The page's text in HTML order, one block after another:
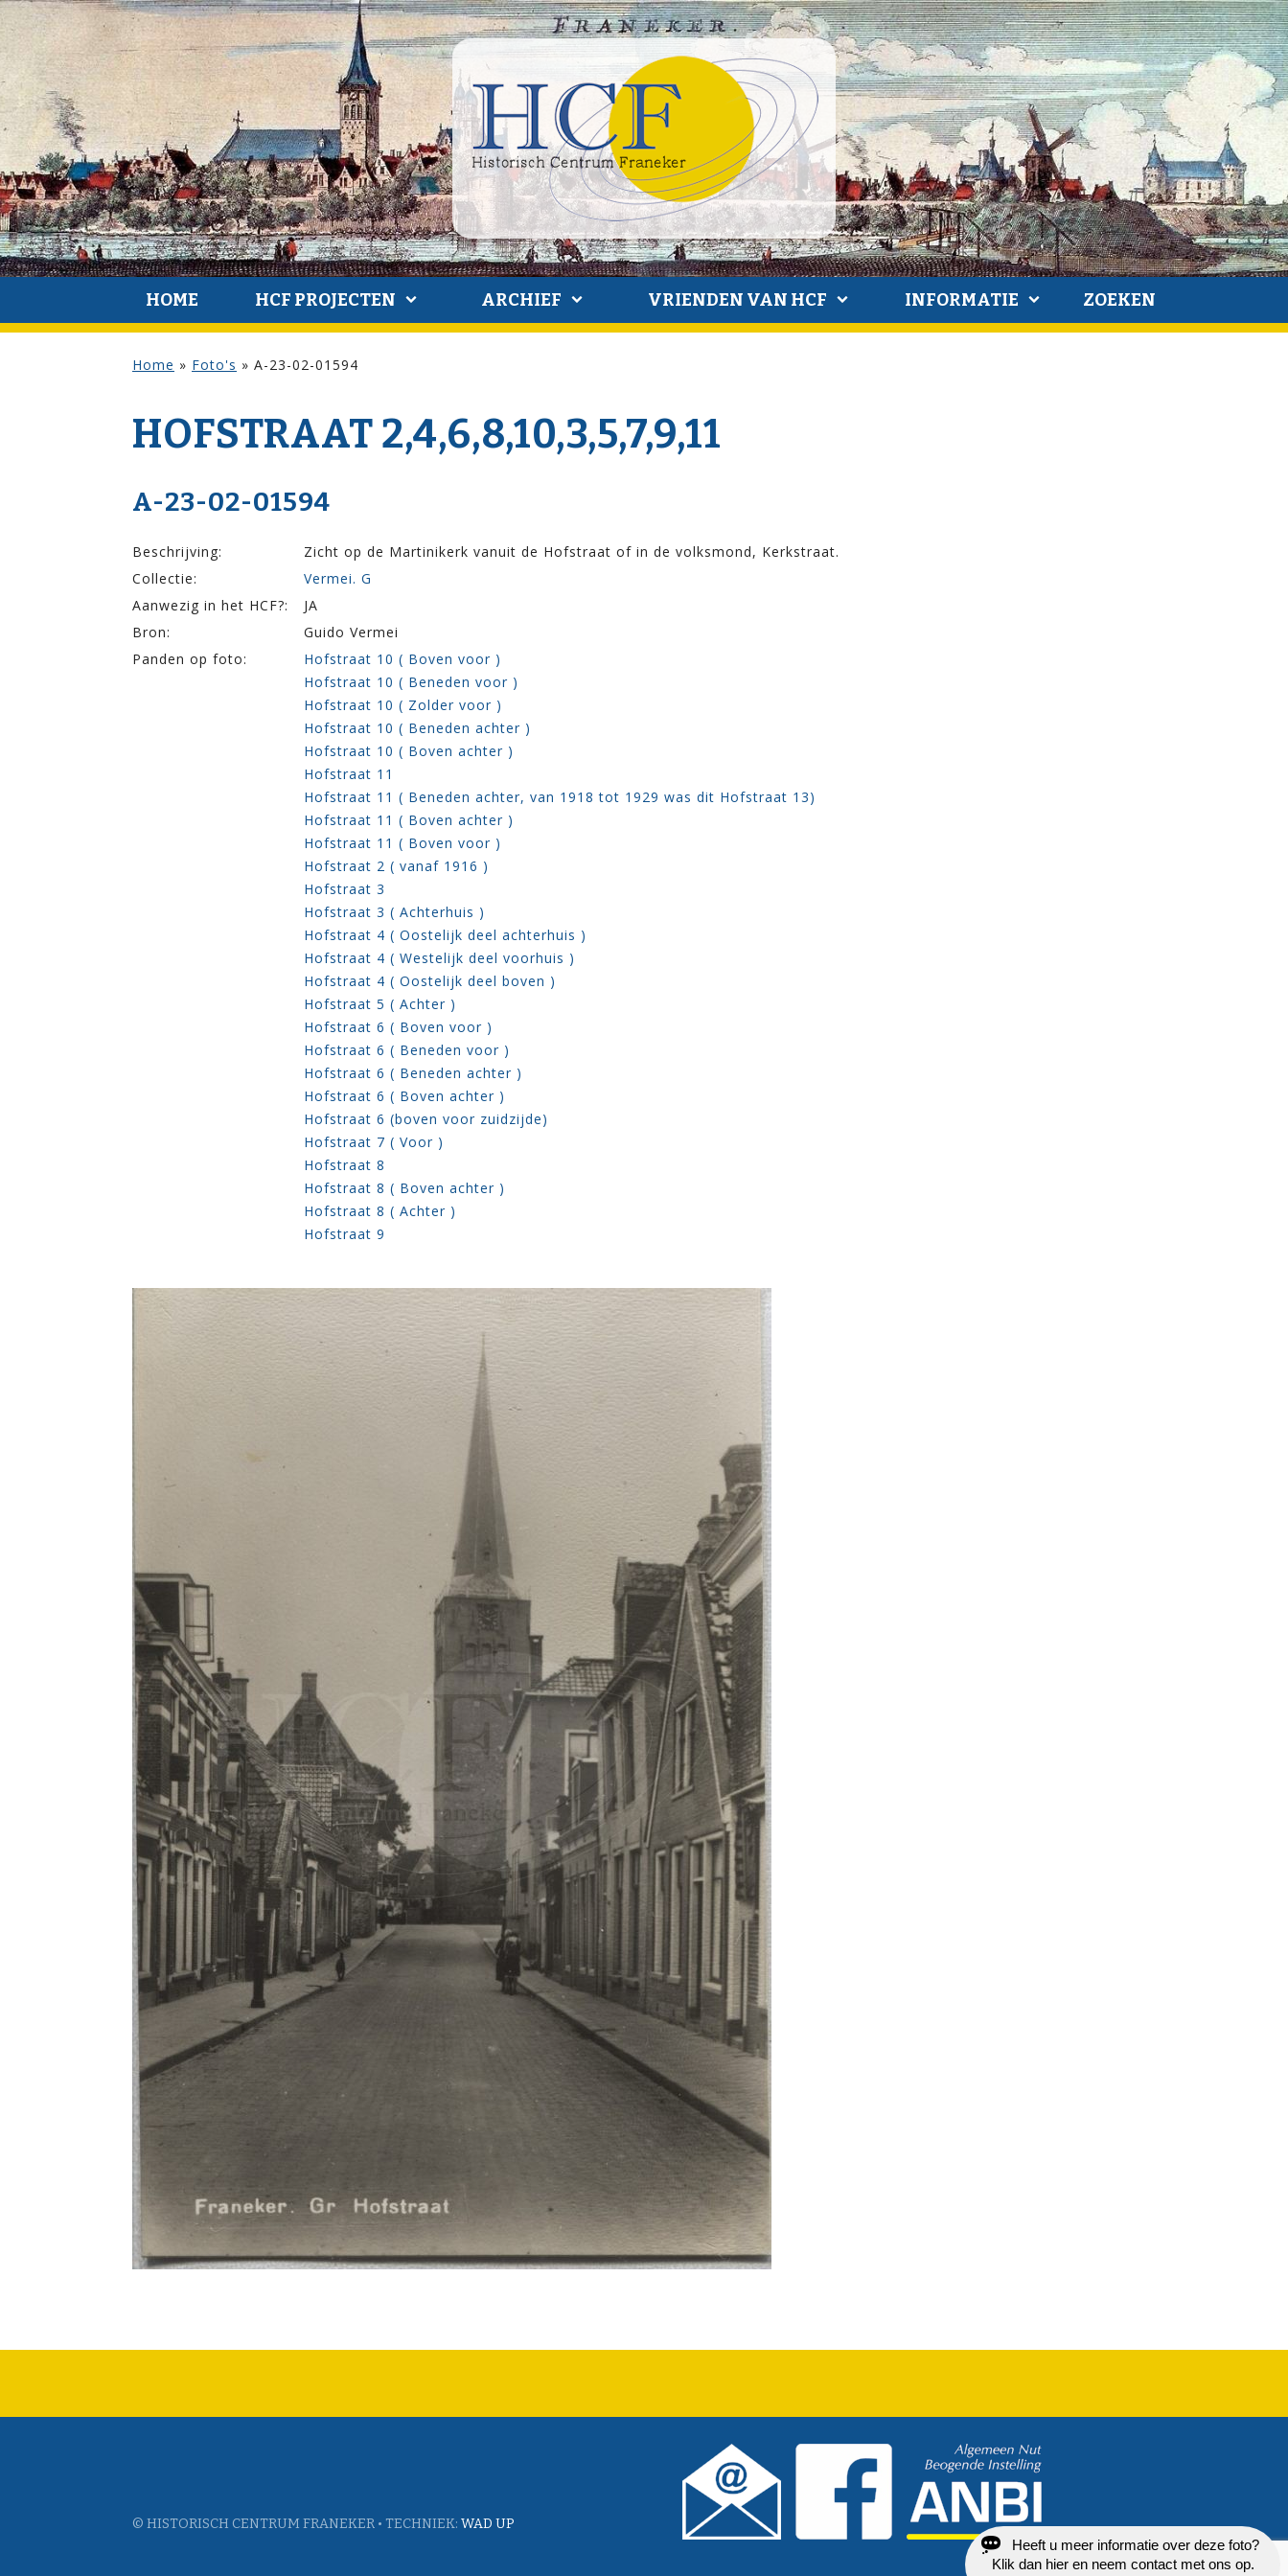
HOME HCF PROJECTEN ARCHIEF VRIENDEN VAN HCF INFORMATIE ZOEKEN
Home » Foto's » A-23-02-01594
HOF­STRAAT 2,4,6,8,10,3,5,7,9,11
A-23-02-01594
Beschrijving:
Zicht op de Martinikerk vanuit de Hofstraat of in de volksmond, Kerkstraat.
Collectie:
Vermei. G
Aanwezig in het HCF?:
JA
Bron:
Guido Vermei
Panden op foto:
Hofstraat 10 ( Boven voor )
Hofstraat 10 ( Beneden voor )
Hofstraat 10 ( Zolder voor )
Hofstraat 10 ( Beneden achter )
Hofstraat 10 ( Boven achter )
Hofstraat 11
Hofstraat 11 ( Beneden achter, van 1918 tot 1929 was dit Hofstraat 13)
Hofstraat 11 ( Boven achter )
Hofstraat 11 ( Boven voor )
Hofstraat 2 ( vanaf 1916 )
Hofstraat 3
Hofstraat 3 ( Achterhuis )
Hofstraat 4 ( Oostelijk deel achterhuis )
Hofstraat 4 ( Westelijk deel voorhuis )
Hofstraat 4 ( Oostelijk deel boven )
Hofstraat 5 ( Achter )
Hofstraat 6 ( Boven voor )
Hofstraat 6 ( Beneden voor )
Hofstraat 6 ( Beneden achter )
Hofstraat 6 ( Boven achter )
Hofstraat 6 (boven voor zuidzijde)
Hofstraat 7 ( Voor )
Hofstraat 8
Hofstraat 8 ( Boven achter )
Hofstraat 8 ( Achter )
Hofstraat 9
© HISTORISCH CENTRUM FRANEKER • TECHNIEK: WAD UP
Heeft u meer informatie over deze foto?
Klik dan hier en neem contact met ons op.